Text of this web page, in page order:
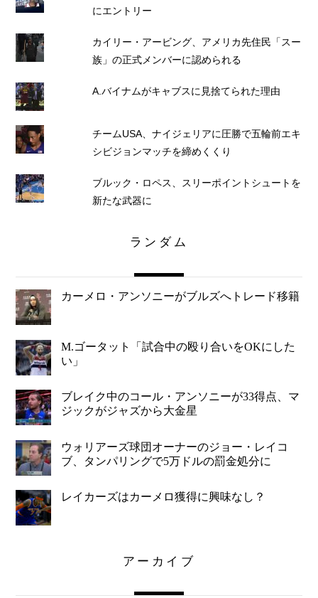
にエントリー
カイリー・アービング、アメリカ先住民「スー
族」の正式メンバーに認められる
A.バイナムがキャブスに見捨てられた理由
チームUSA、ナイジェリアに圧勝で五輪前エキ
シビジョンマッチを締めくくり
ブルック・ロペス、スリーポイントシュートを
新たな武器に
ランダム
カーメロ・アンソニーがブルズへトレード移籍
M.ゴータット「試合中の殴り合いをOKにした
い」
ブレイク中のコール・アンソニーが33得点、マ
ジックがジャズから大金星
ウォリアーズ球団オーナーのジョー・レイコ
ブ、タンパリングで5万ドルの罰金処分に
レイカーズはカーメロ獲得に興味なし？
アーカイブ